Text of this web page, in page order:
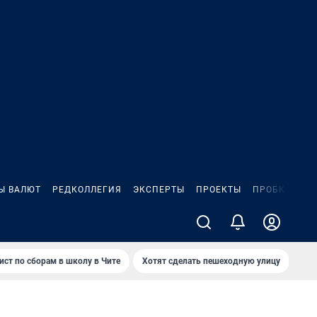
ВАЛЮТ РЕДКОЛЛЕГИЯ ЭКСПЕРТЫ ПРОЕКТЫ ПРОБКИ
по сборам в школу в Чите Хотят сделать пешеходную улицу